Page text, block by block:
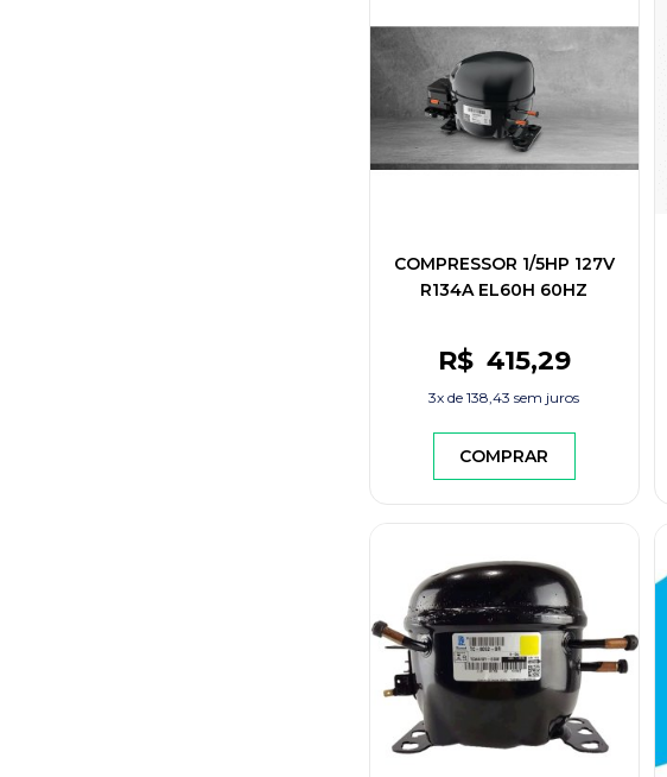
COMPRESSOR 1/5HP 127V
R134A EL60H 60HZ
R$ 415,29
3x de 138,43 sem juros
COMPRAR